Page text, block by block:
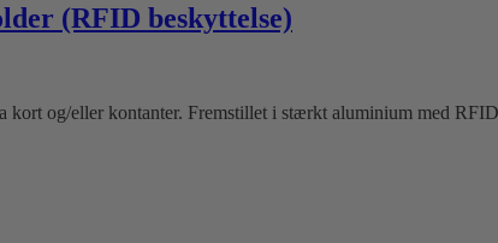
(RFID beskyttelse)
og/eller kontanter. Fremstillet i stærkt aluminium med